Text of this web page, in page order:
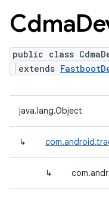
Cdma
public class
extends
java.lang.Object
↳
↳